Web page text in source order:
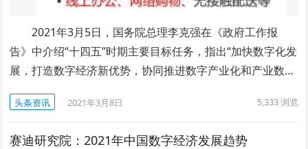
2021年3月5日，国务院总理李克强在《政府工作报
告》中介绍“十四五”时期主要目标任务，指出“加快数字化发
展，打造数字经济新优势，协同推进数字产业化和产业数…
头条资讯 2021年3月8日 5,333浏览
赛迪研究院：2021年中国数字经济发展趋势